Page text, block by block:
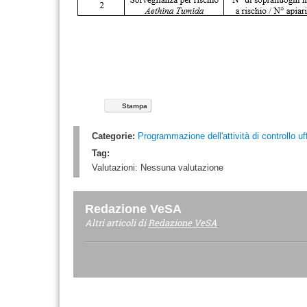
Stampa
Categorie: Programmazione dell'attività di controllo
Tag:
Valutazioni: Nessuna valutazione
Redazione VeSA
Altri articoli diRedazione VeSA